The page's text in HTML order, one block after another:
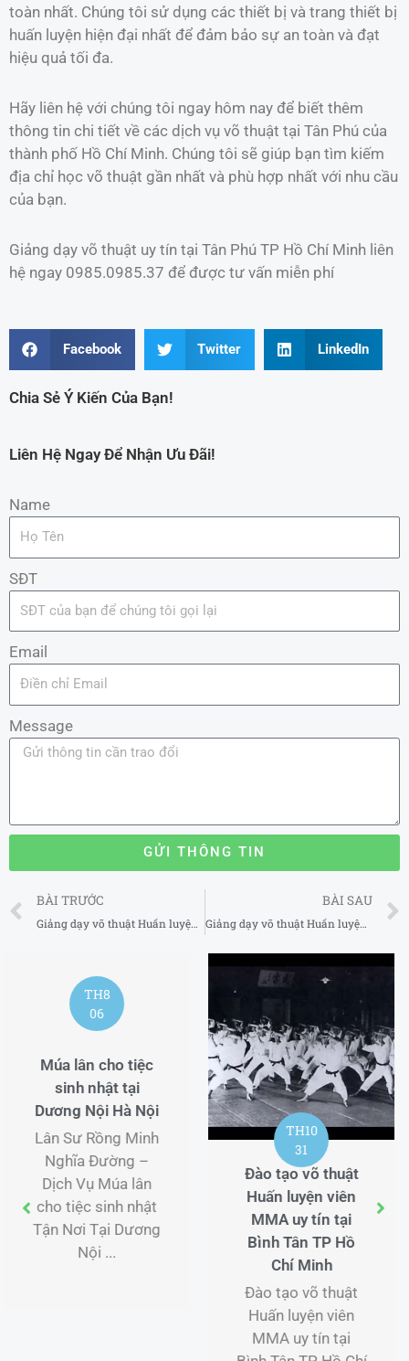
toàn nhất. Chúng tôi sử dụng các thiết bị và trang thiết bị
huấn luyện hiện đại nhất để đảm bảo sự an toàn và đạt
hiệu quả tối đa.
Hãy liên hệ với chúng tôi ngay hôm nay để biết thêm
thông tin chi tiết về các dịch vụ võ thuật tại Tân Phú của
thành phố Hồ Chí Minh. Chúng tôi sẽ giúp bạn tìm kiếm
địa chỉ học võ thuật gần nhất và phù hợp nhất với nhu cầu
của bạn.
Giảng dạy võ thuật uy tín tại Tân Phú TP Hồ Chí Minh liên
hệ ngay 0985.0985.37 để được tư vấn miễn phí
Facebook Twitter LinkedIn
Chia Sẻ Ý Kiến Của Bạn!
Liên Hệ Ngay Để Nhận Ưu Đãi!
Name
SĐT
Email
Message
GỬI THÔNG TIN
Prev
BÀI TRƯỚC
Giảng dạy võ thuật Huấn luyện viên MMA uy tín tại Tân Bình TP Hồ Chí Minh
BÀI SAU
Giảng dạy võ thuật Huấn luyện viên MMA uy tín tại Thủ Đức TP Hồ Chí Minh
TH10
31
Đào tạo võ thuật
Huấn luyện viên
MMA uy tín tại
Bình Tân TP Hồ
Chí Minh
TH10
31
Võ đường MMA uy
tín tại Bình Thạnh
TP Hồ Chí Minh
Võ đường MMA uy
tín tại Bình Thạnh
TP Hồ Chí Minh
Khám Phá Thế Giới
Võ Thuật MMA: